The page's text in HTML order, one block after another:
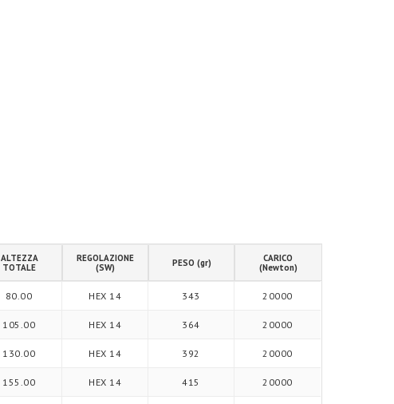
ALTEZZA
TOTALE
REGOLAZIONE
(SW)
PESO (gr)
CARICO
(Newton)
80.00 HEX 14 343 20000
105.00 HEX 14 364 20000
130.00 HEX 14 392 20000
155.00 HEX 14 415 20000